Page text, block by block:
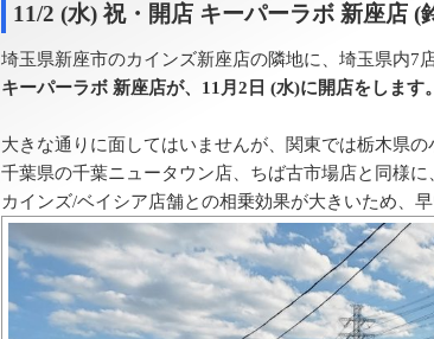
11/2 (水) 祝・開店 キーパーラボ 新座店 (
埼玉県新座市のカインズ新座店の隣地に、埼玉県内7
キーパーラボ 新座店が、11月2日 (水)に開店をします。
大きな通りに面してはいませんが、関東では栃木県の
千葉県の千葉ニュータウン店、ちば古市場店と同様に
カインズ/ベイシア店舗との相乗効果が大きいため、